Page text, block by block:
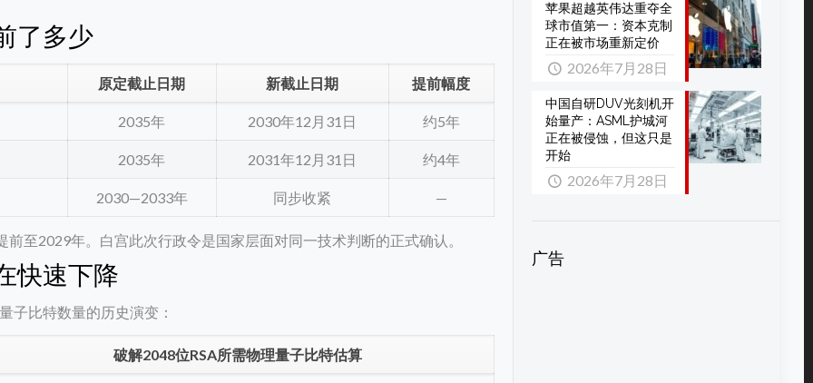
了多少
原定截止日期 新截止日期 提前幅度
2035年 2030年12月31日 约5年
2035年 2031年12月31日 约4年
2030—2033年 同步收紧 —
至2029年。白宫此次行政令是国家层面对同一技术判断的正式确认。
快速下降
子比特数量的历史演变：
破解2048位RSA所需物理量子比特估算
苹果超越英伟达重夺全
球市值第一：资本克制
正在被市场重新定价
2026年7月28日
中国自研DUV光刻机开
始量产：ASML护城河
正在被侵蚀，但这只是
开始
2026年7月28日
广告